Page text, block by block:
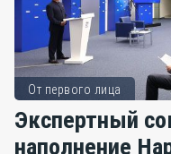
От первого лица
Экспертный
наполнение